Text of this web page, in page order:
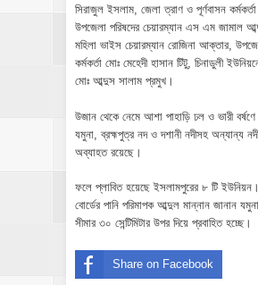
সিরাজুল ইসলাম, জেলা ত্রাণ ও পূর্ণবাসন
উপজেলা পরিষদের চেয়ারম্যান এস এম জামাল
মহিলা ভাইস চেয়ারম্যান রোজিনা আক্তার,
কর্মকর্তা মোঃ মেহেদী হাসান টিটু, চিনাডুলী
মোঃ আব্দুস সালাম প্রমুখ।
উজান থেকে নেমে আশা পাহাড়ি ঢল ও ভারী
যমুনা, ব্রহ্মপুত্র নদ ও দশানী নদীসহ অন্যান্য
অব্যাহত রয়েছে।
ফলে প্লাবিত হয়েছে ইসলামপুরের ৮ টি
বোর্ডের পানি পরিমাপক আব্দুল মান্নান জানান
সীমার ৩০ সেন্টিমিটার উপর দিয়ে প্রবাহিত হচ্ছে।
Share on Facebook